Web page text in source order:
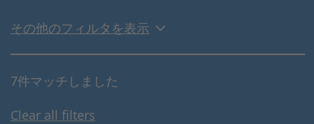
その他のフィルタを表示
7件マッチしました
Clear all filters